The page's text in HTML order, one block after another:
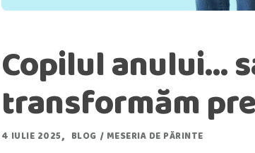
Copilul anului…
transformăm
4 IULIE 2025 BLOG / MESERIA DE PĂRINTE